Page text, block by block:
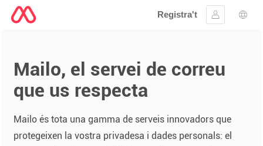
Registra't
Inicia la
Mailo, el servei de correu
que us respecta
Mailo és tota una gamma de serveis innovadors que
protegeixen la vostra privadesa i dades personals: el